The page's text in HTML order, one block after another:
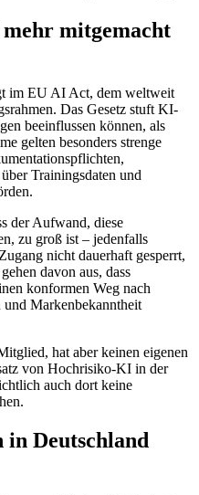
mitgemacht
im EU AI Act, dem weltweit
Das Gesetz stuft KI-
beeinflussen können, als
gelten besonders strenge
Trainingsdaten und
der Aufwand, diese
zu groß ist – jedenfalls
nicht dauerhaft gesperrt,
davon aus, dass
konformen Weg nach
Markenbekanntheit
hat aber keinen eigenen
von Hochrisiko-KI in der
auch dort keine
in Deutschland